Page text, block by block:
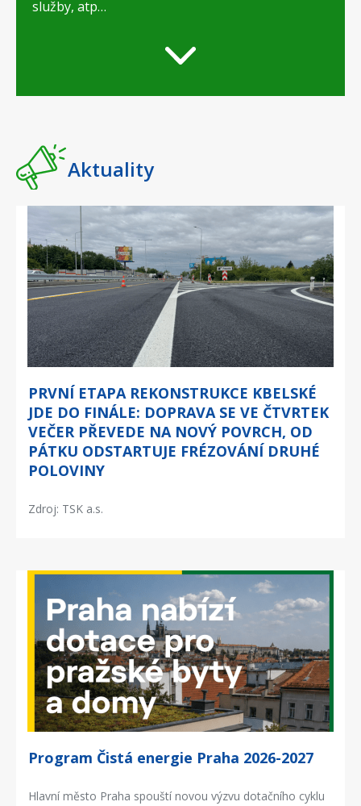
služby, atp…
Aktuality
PRVNÍ ETAPA REKONSTRUKCE KBELSKÉ
JDE DO FINÁLE: DOPRAVA SE VE ČTVRTEK
VEČER PŘEVEDE NA NOVÝ POVRCH, OD
PÁTKU ODSTARTUJE FRÉZOVÁNÍ DRUHÉ
POLOVINY
Zdroj: TSK a.s.
Program Čistá energie Praha 2026-2027
Hlavní město Praha spouští novou výzvu dotačního cyklu